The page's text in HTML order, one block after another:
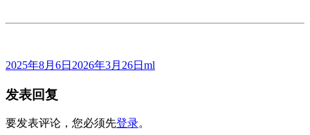
发
于
2025年8月6日 2026年3月26日 作
ml
发表回复
要发表评论，您必须先登录。